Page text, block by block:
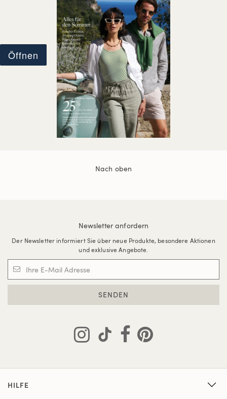
Nach oben
Newsletter anfordern
Der Newsletter informiert Sie über neue Produkte, besondere Aktionen
und exklusive Angebote.
SENDEN
HILFE